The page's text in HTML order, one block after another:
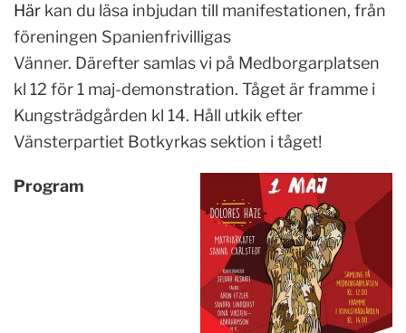
Här kan du läsa inbjudan till manifestationen, från
föreningen Spanienfrivilligas
Vänner. Därefter samlas vi på Medborgarplatsen
kl 12 för 1 maj-demonstration. Tåget är framme i
Kungsträdgården kl 14. Håll utkik efter
Vänsterpartiet Botkyrkas sektion i tåget!
Program